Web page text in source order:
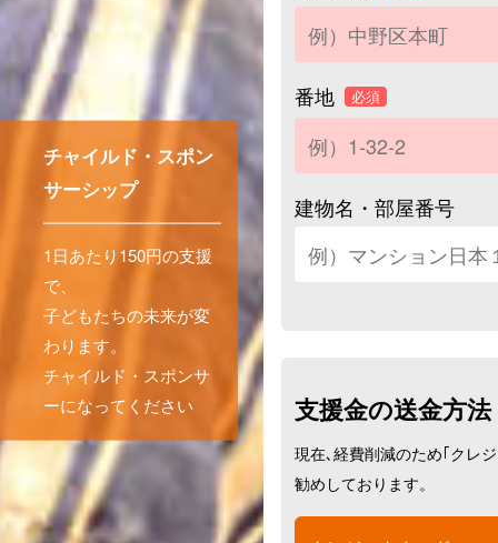
チャイルド・スポン
サーシップ
1日あたり150円の支援
で、
子どもたちの未来が変
わります。
チャイルド・スポンサ
ーになってください
番地 必須
建物名・部屋番号
支援金の送金方法
現在､経費削減のため｢クレ
勧めしております。